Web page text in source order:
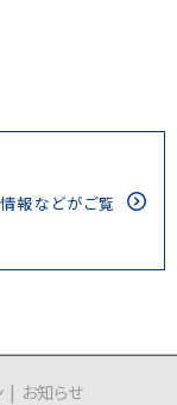
報などがご覧
お知らせ